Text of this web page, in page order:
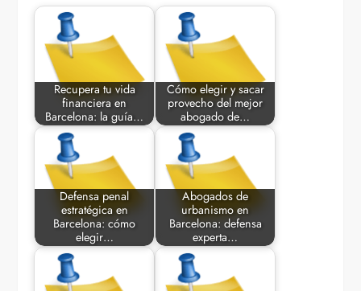
Recupera tu vida
financiera en
Barcelona: la guía…
Cómo elegir y sacar
provecho del mejor
abogado de…
Defensa penal
estratégica en
Barcelona: cómo
elegir…
Abogados de
urbanismo en
Barcelona: defensa
experta…